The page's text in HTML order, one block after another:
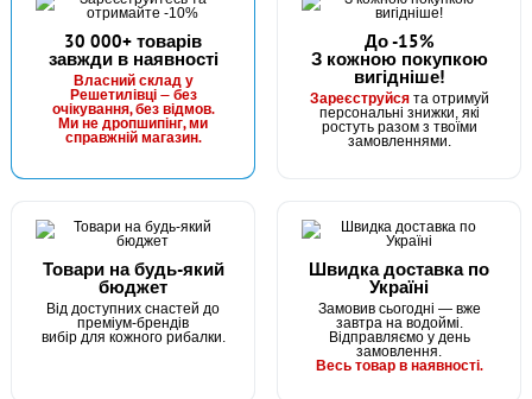
30 000+ товарів
завжди в наявності
Власний склад у
Решетилівці — без
очікування, без відмов.
Ми не дропшипінг, ми
справжній магазин.
До -15%
З кожною покупкою
вигідніше!
Зареєструйсята отримуй
персональні знижки, які
ростуть разом з твоїми
замовленнями.
Товари на будь-який
бюджет
Від доступних снастей до
преміум-брендів
вибір для кожного рибалки.
Швидка доставка по
Україні
Замовив сьогодні — вже
завтра на водоймі.
Відправляємо у день
замовлення.
Весь товар в наявності.